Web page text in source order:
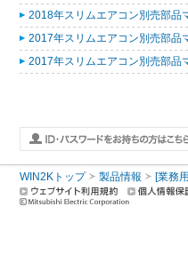
2018年スリムエアコン別売部品
2017年スリムエアコン別売部品
2017年スリムエアコン別売部品
WIN2Kトップ 製品情報 [業務